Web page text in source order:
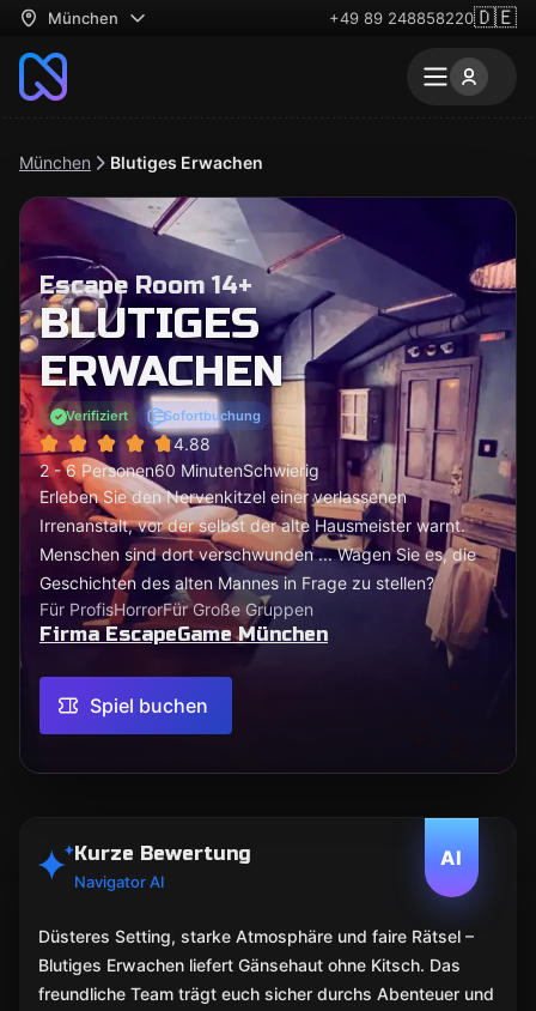
München +49 89 248858220🇩🇪
München Blutiges Erwachen
Escape Room 14+
BLUTIGES
ERWACHEN
Verifiziert Sofortbuchung
4.88
2 - 6 Personen60 MinutenSchwierig
Erleben Sie den Nervenkitzel einer verlassenen
Irrenanstalt, vor der selbst der alte Hausmeister warnt.
Menschen sind dort verschwunden ... Wagen Sie es, die
Geschichten des alten Mannes in Frage zu stellen?
Für ProfisHorrorFür Große Gruppen
Firma EscapeGame München
Spiel buchen
AI
Kurze Bewertung
Navigator AI
Düsteres Setting, starke Atmosphäre und faire Rätsel –
Blutiges Erwachen liefert Gänsehaut ohne Kitsch. Das
freundliche Team trägt euch sicher durchs Abenteuer und